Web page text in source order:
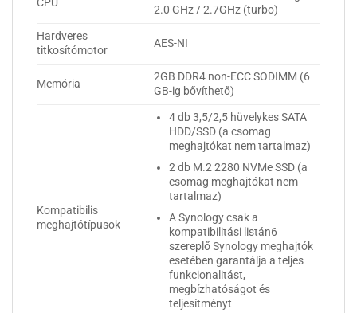
CPU
2.0 GHz / 2.7GHz (turbo)
Hardveres
titkosítómotor
AES-NI
Memória
2GB DDR4 non-ECC SODIMM (6
GB-ig bővíthető)
Kompatibilis
meghajtótípusok
4 db 3,5/2,5 hüvelykes SATA
HDD/SSD (a csomag
meghajtókat nem tartalmaz)
2 db M.2 2280 NVMe SSD (a
csomag meghajtókat nem
tartalmaz)
A Synology csak a
kompatibilitási listán6
szereplő Synology meghajtók
esetében garantálja a teljes
funkcionalitást,
megbízhatóságot és
teljesítményt